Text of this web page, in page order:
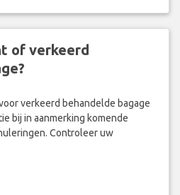
of verkeerd
verkeerd behandelde bagage
bij in aanmerking komende
Controleer uw